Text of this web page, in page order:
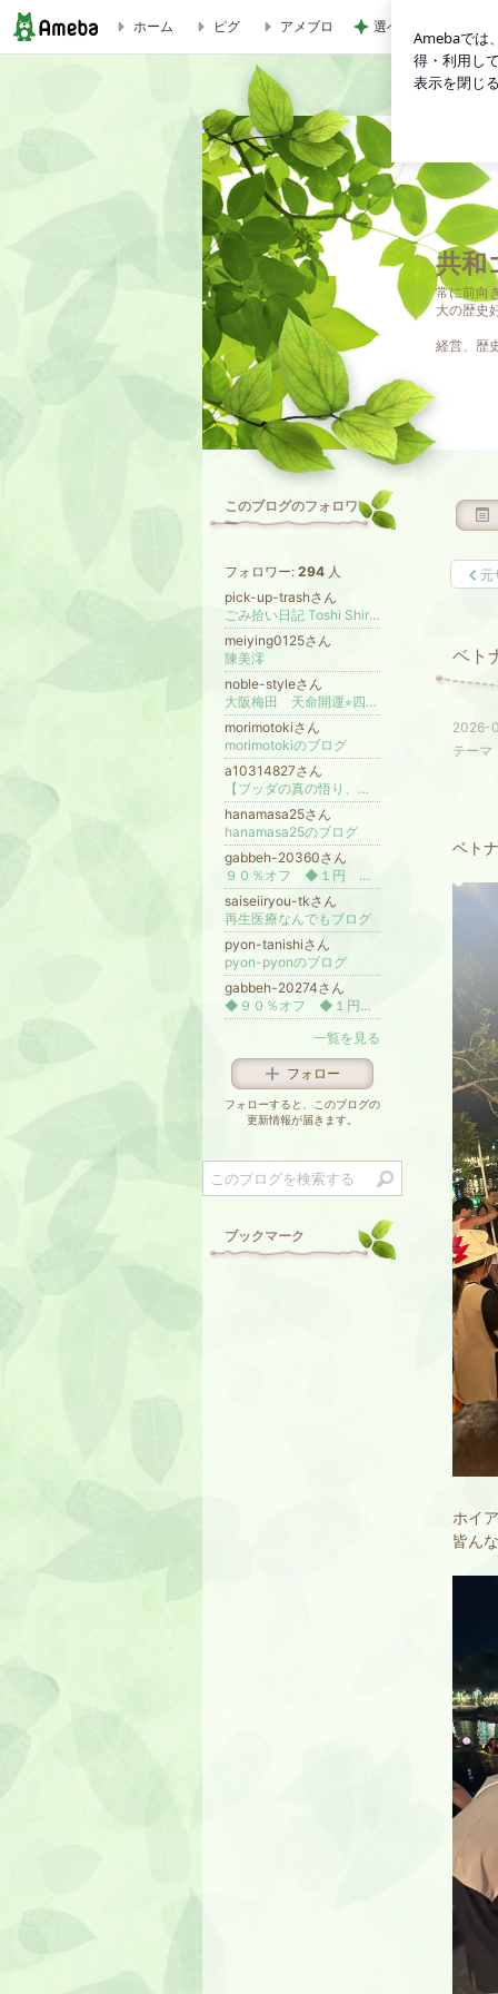
ベトナムから帰国 | 共和ゴム代表取締役・寺阪のブログ
ホーム ピグ アメブロ 選べず両方つけたト
共和
常に前向
大の歴史
経営、歴
元
ベト
2026-
テーマ
ベト
ホイ
皆ん
このブログのフォロワ
ー
フォロワー: 294 人
pick-up-trashさん
ごみ拾い日記 Toshi Shiraiwa【 静岡 】
meiying0125さん
陳美澪
noble-styleさん
大阪梅田 天命開運⭐︎四柱推命 〜縁ある方々を開運に導く〜
morimotokiさん
morimotokiのブログ
a10314827さん
【ブッダの真の悟り、解脱を体現したい方のための専門指導】 世間にはびこる偽物の悟り、覚者達から離れ、自己の真相を体現したい方の場
hanamasa25さん
hanamasa25のブログ
gabbeh-20360さん
９０％オフ ◆１円 ペルシャ絨毯◆
saiseiiryou-tkさん
再生医療なんでもブログ
pyon-tanishiさん
pyon-pyonのブログ
gabbeh-20274さん
◆９０％オフ ◆１円 ペルシャ絨毯◆ メルカリ ギャッベ たけのこの の出品した商品 - メルカリ ヤフオク
一覧を見る
フォロー
フォローすると、このブログの
更新情報が届きます。
ブックマーク